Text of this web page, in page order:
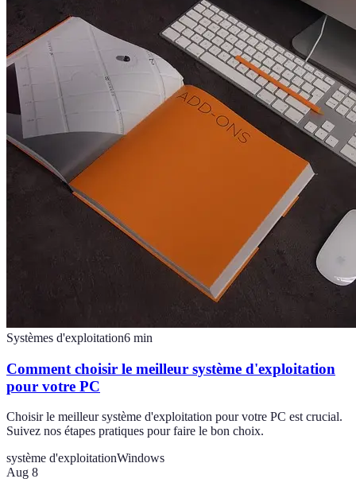
Systèmes d'exploitation6 min
Comment choisir le meilleur système d'exploitation
pour votre PC
Choisir le meilleur système d'exploitation pour votre PC est crucial.
Suivez nos étapes pratiques pour faire le bon choix.
système d'exploitationWindows
Aug 8